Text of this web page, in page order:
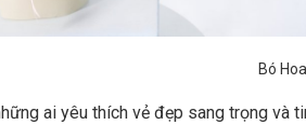
Bó
ai yêu thích vẻ đẹp sang trọng